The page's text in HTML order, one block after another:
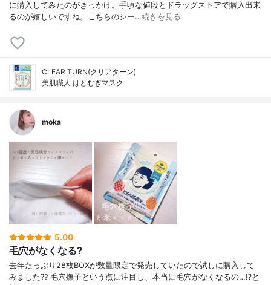
に購入してみたのがきっかけ。手頃な値段とドラッグストアで購入出来
るのが嬉しいですね。こちらのシー…続きを見る
CLEAR TURN(クリアターン)
美肌職人 はとむぎマスク
moka
5.00
毛穴がなくなる?
去年たっぷり28枚BOXが数量限定で発売していたので試しに購入して
みました?? 毛穴撫子という点に注目し、本当に毛穴がなくなるの…⁉︎と